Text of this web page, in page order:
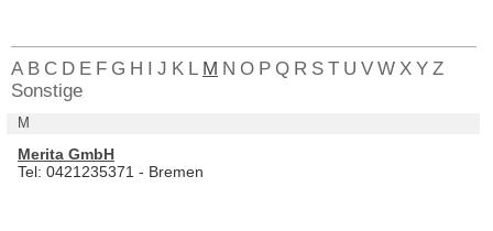
A B C D E F G H I J K L M N O P Q R S T U V W X Y Z
Sonstige
M
Merita GmbH
Tel: 0421235371 - Bremen